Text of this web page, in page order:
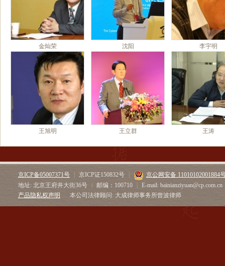
金灿荣 沈阳 李宇明
王旭明 王立群 王涛
京ICP备05007371号 京ICP证150832号
京公网安备 11010102001884
地址: 北京王府井大街36号
邮编：100710
E-mail: bainianziyuan@cp.com.cn
产品隐私权声明
本公司法律顾问: 大成律师事务所曾波律师